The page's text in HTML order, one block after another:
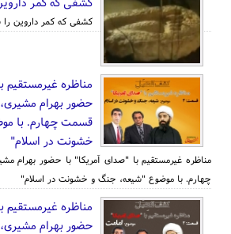
کشفی که کمر داروین
مناظره غیرمستقیم
حضور بهرام
قسمت چهارم. با
خشونت در اسلام"
مناظره غیرمستقیم با "صدای آمریکا" با حضور بهرام
چهارم. با موضوع "شیعه، جنگ و خشونت در اسلام"
مناظره غیرمستقیم
حضور بهرام